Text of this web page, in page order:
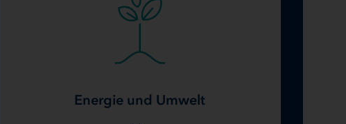
Energie und Umwelt